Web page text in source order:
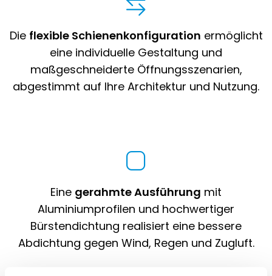
Die flexible Schienenkonfiguration ermöglicht
eine individuelle Gestaltung und
maßgeschneiderte Öffnungsszenarien,
abgestimmt auf Ihre Architektur und Nutzung.
Eine gerahmte Ausführung mit
Aluminiumprofilen und hochwertiger
Bürstendichtung realisiert eine bessere
Abdichtung gegen Wind, Regen und Zugluft.